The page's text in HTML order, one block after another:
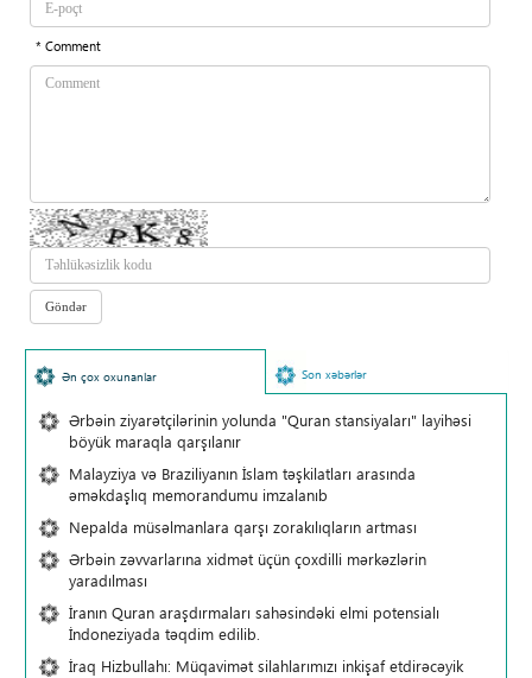
* Comment
Ən çox oxunanlar Son xəbərlər
Ərbəin ziyarətçilərinin yolunda "Quran stansiyaları" layihəsi
böyük maraqla qarşılanır
Malayziya və Braziliyanın İslam təşkilatları arasında
əməkdaşlıq memorandumu imzalanıb
Nepalda müsəlmanlara qarşı zorakılıqların artması
Ərbəin zəvvarlarına xidmət üçün çoxdilli mərkəzlərin
yaradılması
İranın Quran araşdırmaları sahəsindəki elmi potensialı
İndoneziyada təqdim edilib.
İraq Hizbullahı: Müqavimət silahlarımızı inkişaf etdirəcəyik